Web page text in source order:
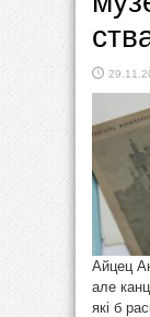
Айцец
але
які б